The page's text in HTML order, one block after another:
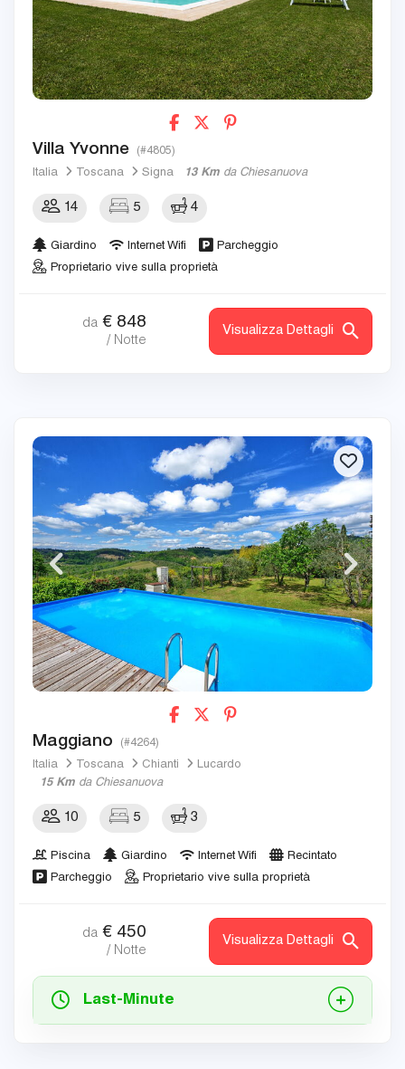
Villa Yvonne (#4805)
Italia Toscana Signa 13 Km da Chiesanuova
14 5 4
Giardino Internet Wifi
Parcheggio
Proprietario vive sulla proprietà
da € 848
/ Notte
Visualizza Dettagli
Maggiano (#4264)
Italia Toscana Chianti
Lucardo
15 Km da Chiesanuova
10 5 3
Piscina Giardino Internet Wifi
Recintato
Parcheggio
Proprietario vive sulla proprietà
da € 450
/ Notte
Visualizza Dettagli
Last-Minute